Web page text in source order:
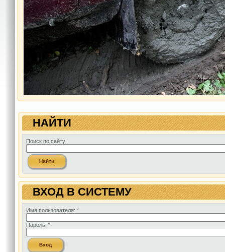
НАЙТИ
Поиск по сайту:
ВХОД В СИСТЕМУ
Имя пользователя: *
Пароль: *